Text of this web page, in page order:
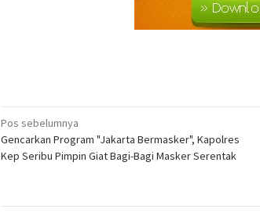
Navigasi
pos
Pos sebelumnya
Gencarkan Program "Jakarta Bermasker", Kapolres
Kep Seribu Pimpin Giat Bagi-Bagi Masker Serentak